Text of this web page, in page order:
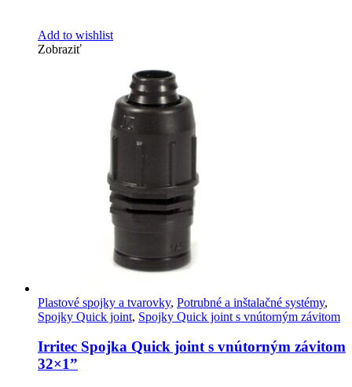
Add to wishlist
Zobraziť
Plastové spojky a tvarovky, Potrubné a inštalačné systémy,
Spojky Quick joint, Spojky Quick joint s vnútorným závitom
Irritec Spojka Quick joint s vnútorným závitom
32×1”